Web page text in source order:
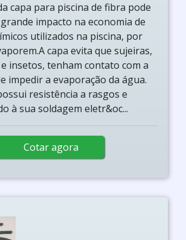
capa para piscina de fibra pode
impacto na economia de
utilizados na piscina, por
capa evita que sujeiras,
insetos, tenham contato com a
impedir a evaporação da água.
resistência a rasgos e
à sua soldagem eletr&oc...
Cotar agora